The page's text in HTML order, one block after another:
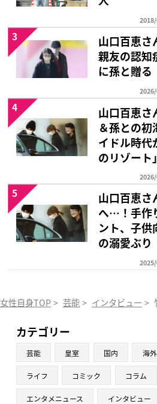
山口百恵
親友の認
に孫と贈る
3
山口百恵
＆孫との初
イドル時代
のリゾート」
4
山口百恵
へ…！手作
ント、子供
の溺愛ぶり
5
女性自身TOP > 芸能 > インタビュー >
カテゴリー
芸能 皇室 国内 海外
ライフ コミック コラム
エンタメニュース インタビュー